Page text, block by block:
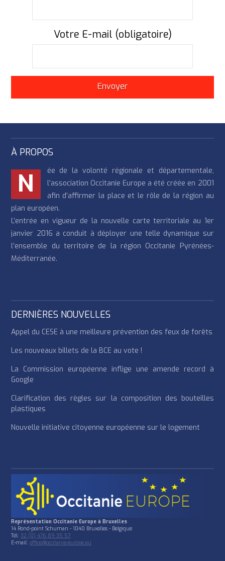
Votre E-mail (obligatoire)
À PROPOS
N
ée de la volonté régionale et départementale,
l’association Occitanie Europe a été créée en 2001
afin d’affirmer la place et le rôle de la région au
plan européen.
L’entrée en vigueur de la nouvelle carte territoriale au 1er
janvier 2016 a conduit à déployer une telle dynamique sur
l’ensemble du territoire de la région Occitanie Pyrénées-
Méditerranée.
DERNIÈRES NOUVELLES
Appel du CESE à une meilleure prévention des feux de forêts
Les nouveaux billets de la BCE au vote !
La Commission européenne inflige une amende record à
Google
Clarification des règles sur la composition des bouteilles
plastiques
Nouvelle initiative citoyenne européenne sur le logement
Représentation Occitanie Europe à Bruxelles
14 Rond-point Schuman - 1040 Bruxelles - Belgique
Tél:32 (0) 476 89 35 57
E-mail:office@occitanie-europe.eu